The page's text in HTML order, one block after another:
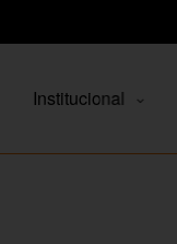
Institucional